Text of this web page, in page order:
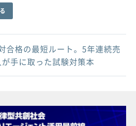
合格の最短ルート。5年連続売
手に取った試験対策本